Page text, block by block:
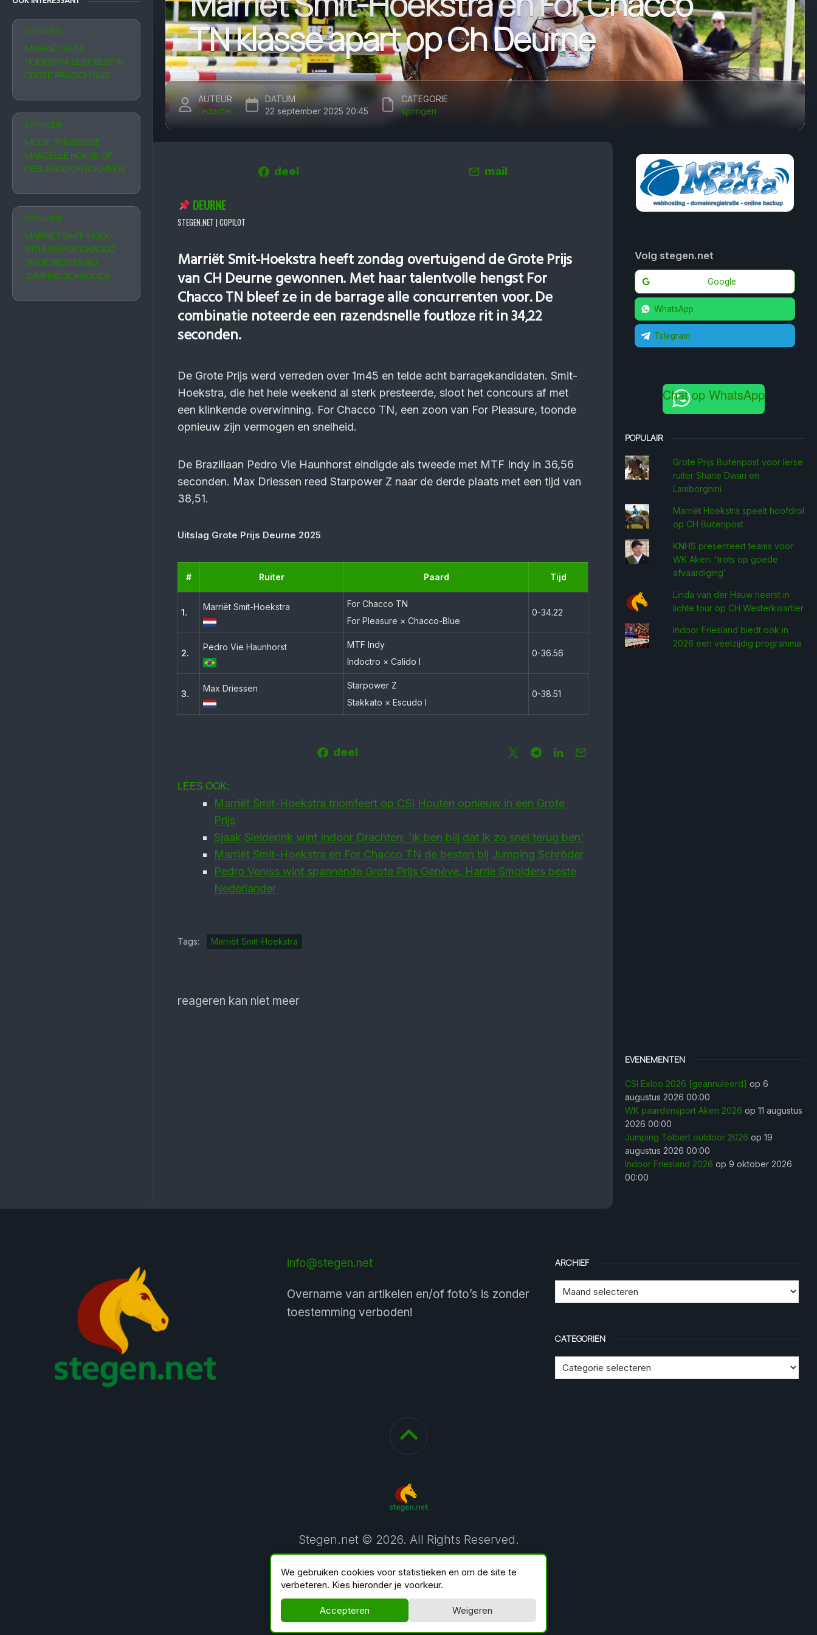
SPRINGEN
MARRIËT SMIT-
HOEKSTRA LEST BEST IN
GROTE PRIJS CH RIJS
SPRINGEN
MOOIE THUISZEGE
MARCELLE HOKSE OP
GESLAAGD CH ROUVEEN
SPRINGEN
MARRIËT SMIT-HOEK­
STRA EN FOR CHACCO
TN DE BESTEN BIJ
JUMPING SCHRÖDER
TN klasse apart op Ch Deurne
AUTEUR
redactie
DATUM
22 september 2025 20:45
CATEGORIE
springen
deel mail
DEURNE
STEGEN.NET | COPILOT
Marriët Smit-Hoekstra heeft zondag overtuigend de Grote Prijs
van CH Deurne gewonnen. Met haar talentvolle hengst For
Chacco TN bleef ze in de barrage alle concurrenten voor. De
combinatie noteerde een razendsnelle foutloze rit in 34,22
seconden.
De Grote Prijs werd verreden over 1m45 en telde acht barragekandidaten. Smit-
Hoekstra, die het hele weekend al sterk presteerde, sloot het concours af met
een klinkende overwinning. For Chacco TN, een zoon van For Pleasure, toonde
opnieuw zijn vermogen en snelheid.
De Braziliaan Pedro Vie Haunhorst eindigde als tweede met MTF Indy in 36,56
seconden. Max Driessen reed Starpower Z naar de derde plaats met een tijd van
38,51.
Uitslag Grote Prijs Deurne 2025
# Ruiter Paard Tijd
1.
Marriët Smit-Hoekstra
For Chacco TN
For Pleasure × Chacco-Blue
0-34.22
2.
Pedro Vie Haunhorst
MTF Indy
Indoctro × Calido I
0-36.56
3.
Max Driessen
Starpower Z
Stakkato × Escudo I
0-38.51
deel
LEES OOK:
Marriët Smit-Hoekstra triomfeert op CSI Houten opnieuw in een Grote
Prijs
Sjaak Sleiderink wint Indoor Drachten: 'ik ben blij dat ik zo snel terug ben'
Marriët Smit-Hoek­stra en For Chacco TN de besten bij Jumping Schröder
Pedro Veniss wint spannende Grote Prijs Genève, Harrie Smolders beste
Nederlander
Tags: Marriët Smit-Hoekstra
reageren kan niet meer
Volg stegen.net
Google
WhatsApp
Telegram
Chat op WhatsApp
POPULAIR
Grote Prijs Buitenpost voor Ierse
ruiter Shane Dwan en
Lamborghini
Marriët Hoekstra speelt hoofdrol
op CH Buitenpost
KNHS presenteert teams voor
WK Aken: 'trots op goede
afvaardiging'
Linda van der Hauw heerst in
lichte tour op CH Westerkwartier
Indoor Friesland biedt ook in
2026 een veelzijdig programma
EVENEMENTEN
CSI Exloo 2026 [geannuleerd] op 6
augustus 2026 00:00
WK paardensport Aken 2026 op 11 augustus
2026 00:00
Jumping Tolbert outdoor 2026 op 19
augustus 2026 00:00
Indoor Friesland 2026 op 9 oktober 2026
00:00
info@stegen.net
Overname van artikelen en/of foto’s is zonder
toestemming verboden!
ARCHIEF
CATEGORIEN
Stegen.net © 2026. All Rights Reserved.
We gebruiken cookies voor statistieken en om de site te
verbeteren. Kies hieronder je voorkeur.
Accepteren Weigeren